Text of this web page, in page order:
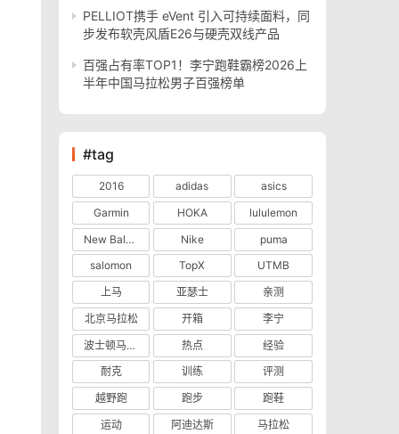
PELLIOT携手 eVent 引入可持续面料，同
步发布软壳风盾E26与硬壳双线产品
百强占有率TOP1！李宁跑鞋霸榜2026上
半年中国马拉松男子百强榜单
#tag
2016 adidas
asics
Garmin
HOKA
lululemon
New Balance
Nike
puma
salomon
TopX
UTMB
上马
亚瑟士
亲测
北京马拉松
开箱
李宁
波士顿马拉松
热点
经验
耐克
训练
评测
越野跑
跑步
跑鞋
运动
阿迪达斯 马拉松